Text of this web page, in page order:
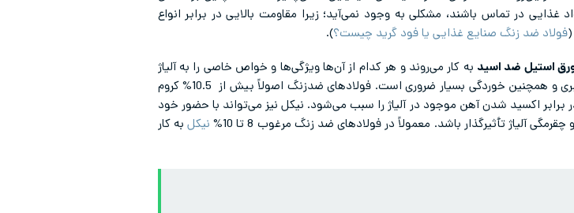
غذایی در تماس باشند، مشکلی به وجود نمی‌آید؛ زیرا مقاومت بالایی در برابر انواع
(فولاد ضد زنگ صنایع غذایی یا فود گرید چیست؟).
استیل ضد اسید به کار می‌روند و هر کدام از آن‌ها ویژگی‌ها و خواص خاصی را به آلیاژ
می‌بخشند. حضور کروم به‌منظور بهبود مقاومت به اکسایش، سختی‌پذیری و همچنین خوردگی بسیار ضروری است. فولادهای ضدزنگ اصولاً بیش از 10.5% کروم
برابر اکسید شدن آهن موجود در آلیاژ را سبب می‌شود. نیکل نیز می‌تواند با حضور خود
آلیاژ تأثیرگذار باشد. معمولاً در فولادهای ضد زنگ مرغوب 8 تا 10%
نیکل به کار